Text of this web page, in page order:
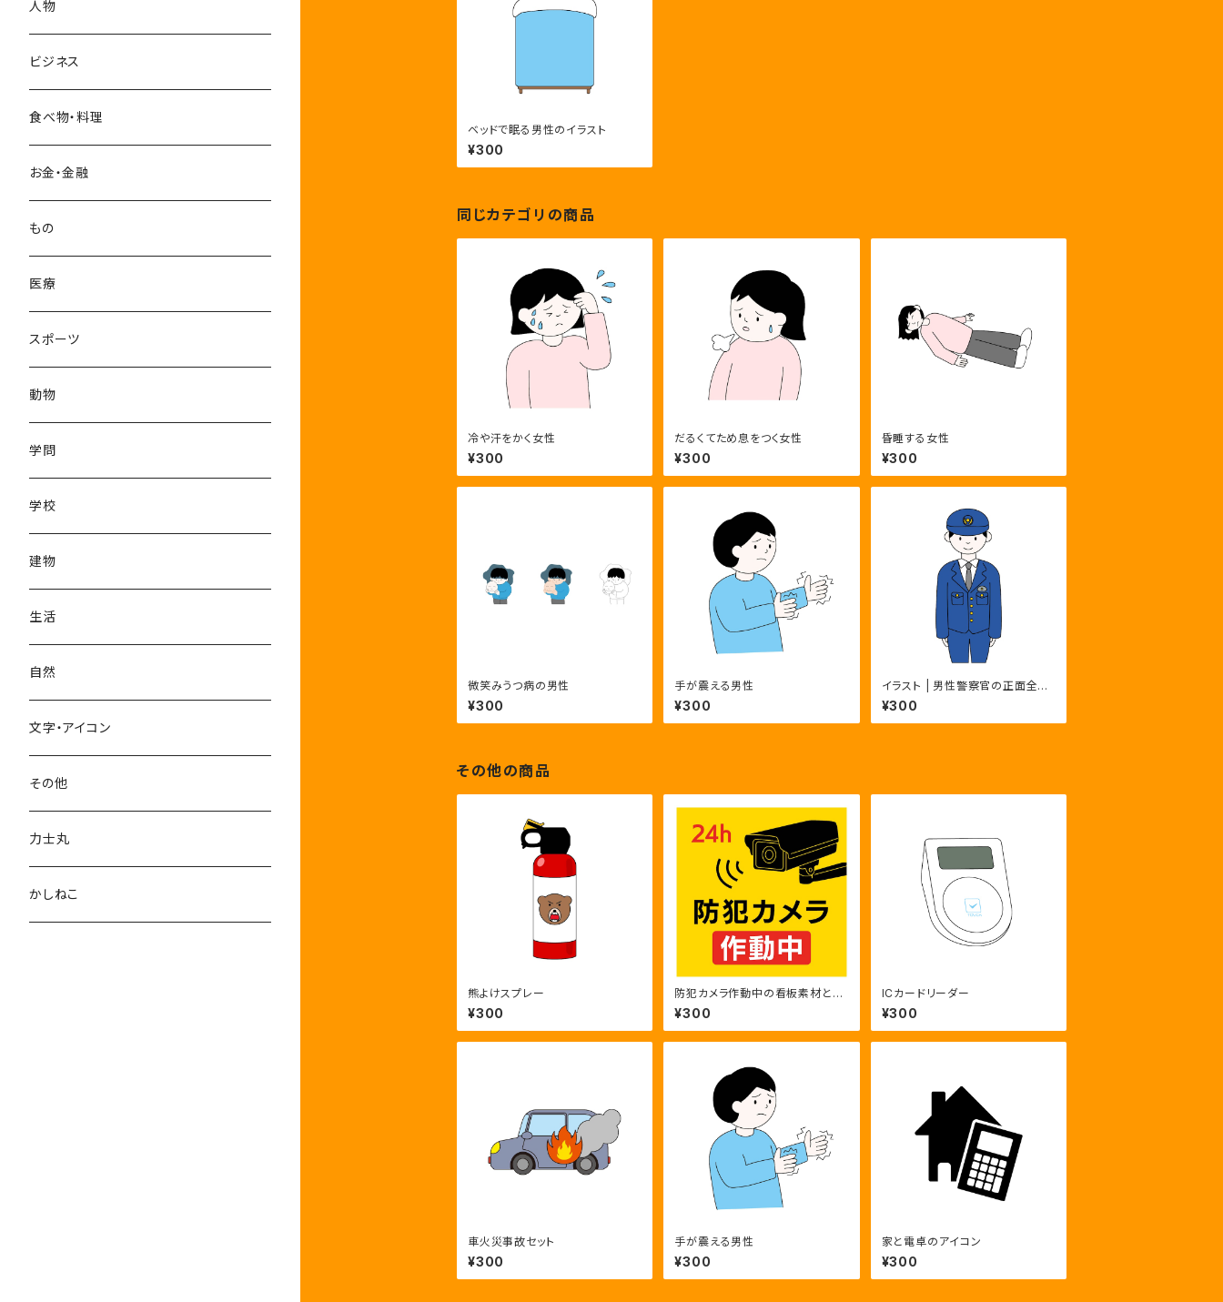
ベッドで眠る男性のイラスト
¥300
同じカテゴリの商品
冷や汗をかく女性
¥300
だるくてため息をつく女性
¥300
昏睡する女性
¥300
微笑みうつ病の男性
¥300
手が震える男性
¥300
イラスト | 男性警察官の正面全身
ポーズ3種 | カラー・モノクロ・主
線なし
¥300
その他の商品
熊よけスプレー
¥300
防犯カメラ作動中の看板素材と24
時間監視のカラー・モノクロ
¥300
ICカードリーダー
¥300
車火災事故セット
¥300
手が震える男性
¥300
家と電卓のアイコン
¥300
4-6月
7-9月
10-12月
人物
ビジネス
食べ物・料理
お金・金融
もの
医療
スポーツ
動物
学問
学校
建物
生活
自然
文字・アイコン
その他
力士丸
かしねこ